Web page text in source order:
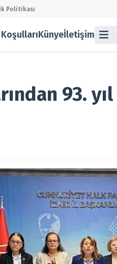
Main Menü
Borsa
Ekonomi
Gizlilik Politikası
Künye
İletişim
Politikası
Künyeİletişim
93.